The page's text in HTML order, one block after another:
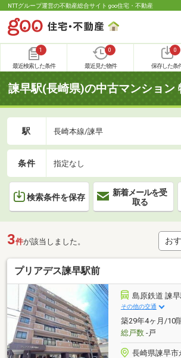
NTTグループ運営の不動産総合サイト goo住宅・不動産
1
最近検索した条件
0
最近見た物件
0
保存した条
諫早駅(長崎県)の中古マンション
駅 長崎本線/諫早
条件 指定なし
検索条件を保存
新着メールを受
取る
3件が該当しました。
プリアデス諫早駅前
島原鉄道 諫
その他の交通
築29年4ヶ月/10
総戸数-戸
長崎県諫早市